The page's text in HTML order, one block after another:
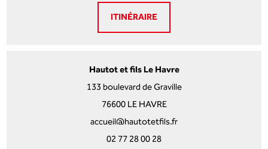
ITINÉRAIRE
Hautot et fils Le Havre
133 boulevard de Graville
76600 LE HAVRE
accueil@hautotetfils.fr
02 77 28 00 28